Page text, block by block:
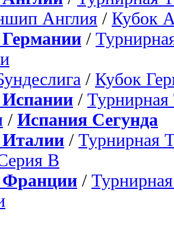
Англия / Кубок
/
/ Кубок
/ Турнирная
/ Испания Сегунда
/ Турнирная
B
/